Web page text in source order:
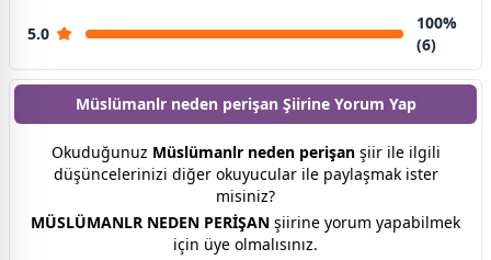
5.0
100%
(6)
Müslümanlr neden perişan Şiirine Yorum Yap
Okuduğunuz Müslümanlr neden perişanşiir ile ilgili
düşüncelerinizi diğer okuyucular ile paylaşmak ister
misiniz?
MÜSLÜMANLR NEDEN PERİŞAN şiirine yorum yapabilmek
için üye olmalısınız.